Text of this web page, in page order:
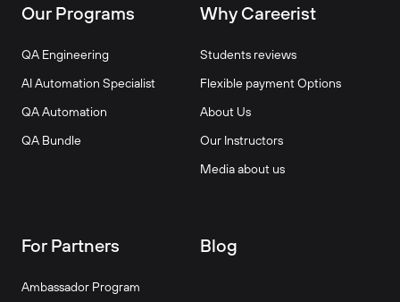
Our Programs
QA Engineering
AI Automation Specialist
QA Automation
QA Bundle
Why Careerist
Students reviews
Flexible payment Options
About Us
Our Instructors
Media about us
For Partners
Ambassador Program
Blog